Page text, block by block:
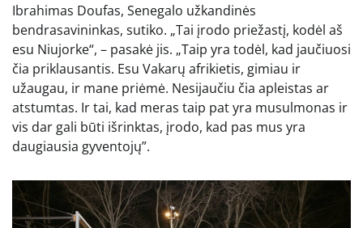
Ibrahimas Doufas, Senegalo užkandinės
bendrasavininkas, sutiko. „Tai įrodo priežastį, kodėl aš
esu Niujorke“, – pasakė jis. „Taip yra todėl, kad jaučiuosi
čia priklausantis. Esu Vakarų afrikietis, gimiau ir
užaugau, ir mane priėmė. Nesijaučiu čia apleistas ar
atstumtas. Ir tai, kad meras taip pat yra musulmonas ir
vis dar gali būti išrinktas, įrodo, kad pas mus yra
daugiausia gyventojų”.